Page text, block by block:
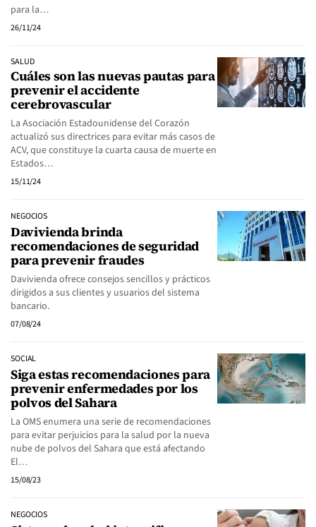
para la…
26/11/24
SALUD
Cuáles son las nuevas pautas para
prevenir el accidente
cerebrovascular
La Asociación Estadounidense del Corazón
actualizó sus directrices para evitar más casos de
ACV, que constituye la cuarta causa de muerte en
Estados…
15/11/24
NEGOCIOS
Davivienda brinda
recomendaciones de seguridad
para prevenir fraudes
Davivienda ofrece consejos sencillos y prácticos
dirigidos a sus clientes y usuarios del sistema
bancario.
07/08/24
SOCIAL
Siga estas recomendaciones para
prevenir enfermedades por los
polvos del Sahara
La OMS enumera una serie de recomendaciones
para evitar perjuicios para la salud por la nueva
nube de polvos del Sahara que está afectando
El…
15/08/23
NEGOCIOS